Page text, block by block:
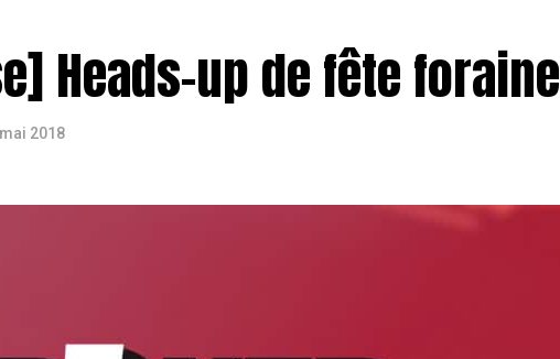
Heads-up de fête foraine
2018